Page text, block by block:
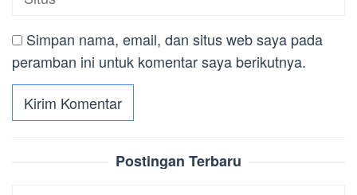
Simpan nama, email, dan situs web saya pada
peramban ini untuk komentar saya berikutnya.
Postingan Terbaru